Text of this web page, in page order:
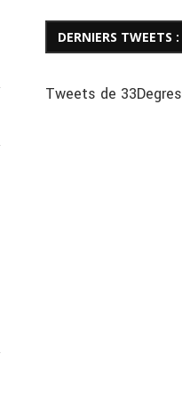
DERNIERS TWEETS :
Tweets de 33Degres